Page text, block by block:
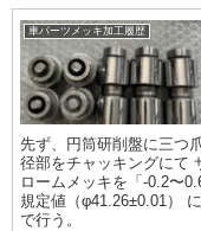
車パーツメッキ加工履歴
先ず、円筒研削盤に三つ
径部をチャッキングにて
ロームメッキを「-0.2〜
規定値（φ41.26±0.01）
で行う。